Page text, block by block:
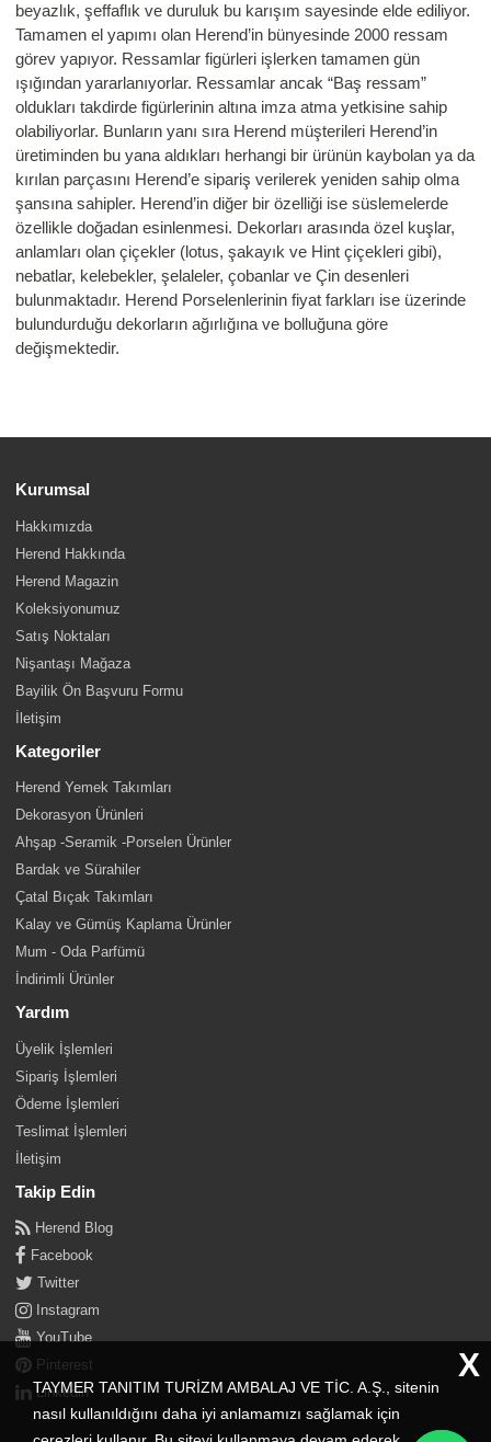
beyazlık, şeffaflık ve duruluk bu karışım sayesinde elde ediliyor.
Tamamen el yapımı olan Herend’in bünyesinde 2000 ressam
görev yapıyor. Ressamlar figürleri işlerken tamamen gün
ışığından yararlanıyorlar. Ressamlar ancak “Baş ressam”
oldukları takdirde figürlerinin altına imza atma yetkisine sahip
olabiliyorlar. Bunların yanı sıra Herend müşterileri Herend’in
üretiminden bu yana aldıkları herhangi bir ürünün kaybolan ya da
kırılan parçasını Herend’e sipariş verilerek yeniden sahip olma
şansına sahipler. Herend’in diğer bir özelliği ise süslemelerde
özellikle doğadan esinlenmesi. Dekorları arasında özel kuşlar,
anlamları olan çiçekler (lotus, şakayık ve Hint çiçekleri gibi),
nebatlar, kelebekler, şelaleler, çobanlar ve Çin desenleri
bulunmaktadır. Herend Porselenlerinin fiyat farkları ise üzerinde
bulundurduğu dekorların ağırlığına ve bolluğuna göre
değişmektedir.
Kurumsal
Hakkımızda
Herend Hakkında
Herend Magazin
Koleksiyonumuz
Satış Noktaları
Nişantaşı Mağaza
Bayilik Ön Başvuru Formu
İletişim
Kategoriler
Herend Yemek Takımları
Dekorasyon Ürünleri
Ahşap -Seramik -Porselen Ürünler
Bardak ve Sürahiler
Çatal Bıçak Takımları
Kalay ve Gümüş Kaplama Ürünler
Mum - Oda Parfümü
İndirimli Ürünler
Yardım
Üyelik İşlemleri
Sipariş İşlemleri
Ödeme İşlemleri
Teslimat İşlemleri
İletişim
Takip Edin
Herend Blog
Facebook
Twitter
Instagram
YouTube
Pinterest
Linkedin
TAYMER TANITIM TURİZM AMBALAJ VE TİC. A.Ş., sitenin
nasıl kullanıldığını daha iyi anlamamızı sağlamak için
X